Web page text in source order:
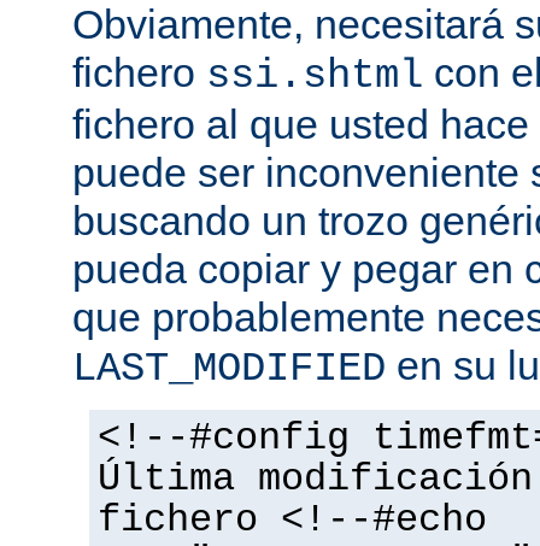
Obviamente, necesitará
fichero ssi.shtml con
fichero al que usted
puede ser inconveniente
buscando un trozo
pueda copiar y pegar en
que probablemente
LAST_MODIFIED en su
<!--#config
Última
fichero <!--#echo